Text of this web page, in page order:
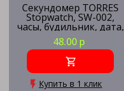
Секундомер TORRES
Stopwatch, SW-002,
часы, будильник, дата,
шнур с карабином,
черно-красн. NEW
48.00 р
Купить в 1 клик